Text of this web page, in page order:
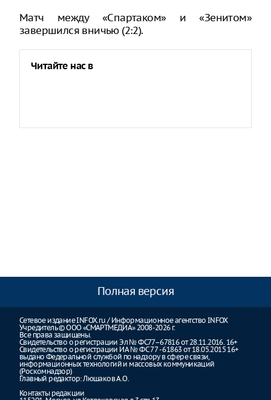
Матч между «Спартаком» и «Зенитом»
завершился вничью (2:2).
Читайте нас в
Полная версия
Сетевое издание INFOX.ru / Информационное агентство INFOX
Учредитель © ООО «СМАРТМЕДИА» 2008-2026 г.
Все права защищены.
Свидетельство о регистрации Эл № ФС77–67816 от 28.11.2016. 16+
Свидетельство о регистрации ИА № ФС 77 - 61863 от 18.05.2015 16+
выдано Федеральной службой по надзору в сфере связи,
информационных технологий и массовых коммуникаций
(Роскомнадзор)
Главный редактор: Люшаков А.О.
Контакты редакции